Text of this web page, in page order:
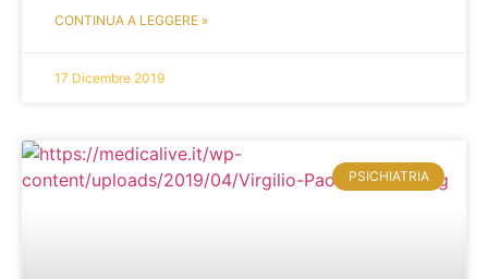
CONTINUA A LEGGERE »
17 Dicembre 2019
PSICHIATRIA